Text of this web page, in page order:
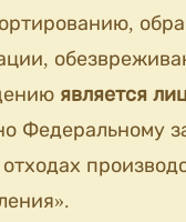
является
Федеральному